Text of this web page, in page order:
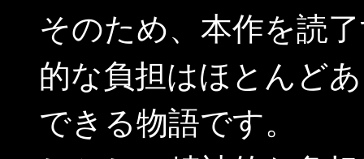
そのため、本作を読
的な負担はほとんど
できる物語です。